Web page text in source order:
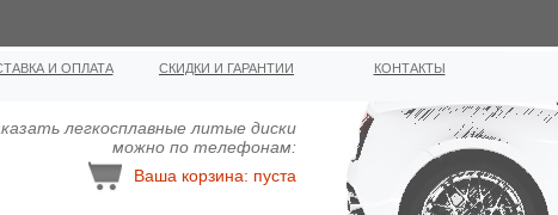
И ОПЛАТА СКИДКИ И ГАРАНТИИ КОНТАКТЫ
легкосплавные литыe диcки
можно по телефонам:
Ваша корзина: пуста